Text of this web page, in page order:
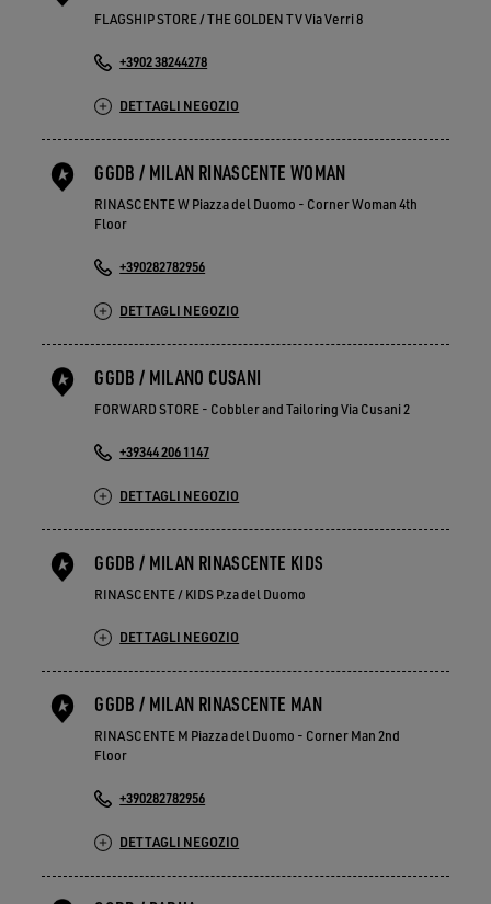
FLAGSHIP STORE / THE GOLDEN TV Via Verri 8
+3902 38244278
DETTAGLI NEGOZIO
GGDB / MILAN RINASCENTE WOMAN
RINASCENTE W Piazza del Duomo - Corner Woman 4th
Floor
+390282782956
DETTAGLI NEGOZIO
GGDB / MILANO CUSANI
FORWARD STORE - Cobbler and Tailoring Via Cusani 2
+39344 206 1147
DETTAGLI NEGOZIO
GGDB / MILAN RINASCENTE KIDS
RINASCENTE / KIDS P.za del Duomo
DETTAGLI NEGOZIO
GGDB / MILAN RINASCENTE MAN
RINASCENTE M Piazza del Duomo - Corner Man 2nd
Floor
+390282782956
DETTAGLI NEGOZIO